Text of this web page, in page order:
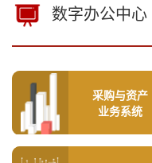
数字办公中心
采购与资产
业务系统